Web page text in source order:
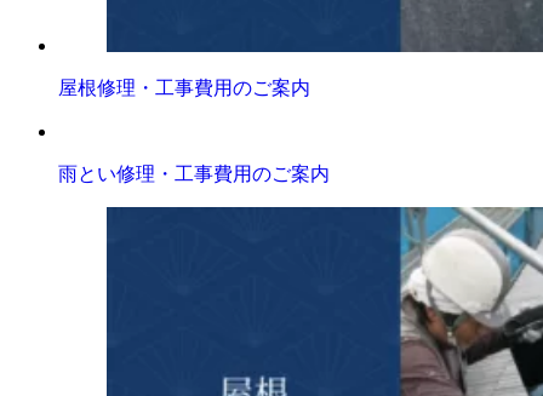
屋根修理・工事費用のご案内
雨とい修理・工事費用のご案内